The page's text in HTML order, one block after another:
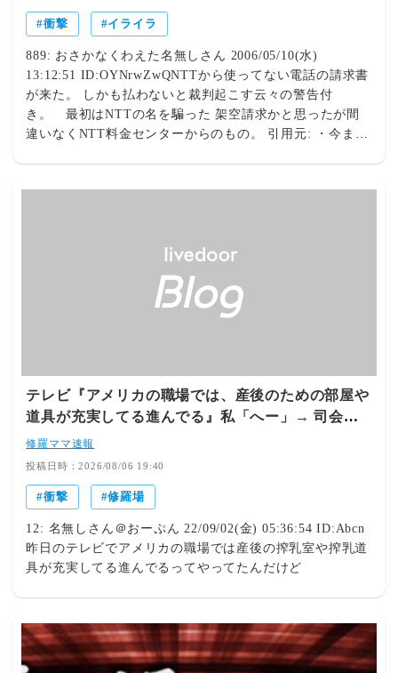
13: ななしさん 2026/08/05(水) 18:57:08.552
ID:obrbZiVW0 星井美希ちゃん でもガチ恋したとて俺の嫁
ではダメなんだわ プロデューサーかあまとうでなきゃ 15:
ななしさん 2026/08/05(水) 19:01:20.518 ID:d11NTCa40
>>1 ケンケンに寝Oられてどんな気持ち？ 18: ななしさん
2026/08/05(水) 19:17:18.973 ID:x+/Lb44y0 久石奏 19: な
なしさん 2026/08/05(水) 19:22:16.030 ID:OYvYanGJ0 ル
ID:mbpJ6sGo0 神メモのアリスちゃん(原作最終巻で殺人を
犯して逮捕されて女子刑務所に服役した前科持ちロO美少
元:http://tekito.2ch.sc/test/read.cgi/news4vip/1785923470/ ↓
衝撃 イライラ
889: おさかなくわえた名無しさん 2006/05/10(水)
13:12:51 ID:OYNrwZwQNTTから使ってない電話の請求書
が来た。 しかも払わないと裁判起こす云々の警告付
き。 最初はNTTの名を騙った 架空請求かと思ったが間
違いなくNTT料金センターからのもの。 引用元: ・今まで
テレビ『アメリカの職場では、産後のための部屋や
道具が充実してる進んでる』私「へー」→ 司会の
人がさらりと言ったことが
修羅ママ速報
投稿日時：2026/08/06 19:40
衝撃 修羅場
12: 名無しさん＠おーぷん 22/09/02(金) 05:36:54 ID:Abcn
昨日のテレビでアメリカの職場では産後の搾乳室や搾乳道
具が充実してる進んでるってやってたんだけど